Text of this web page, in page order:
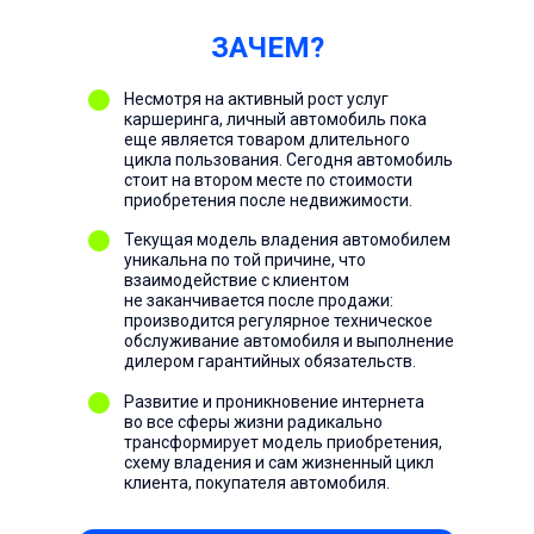
ЗАЧЕМ?
Несмотря на активный рост услуг
каршеринга, личный автомобиль пока
еще является товаром длительного
цикла пользования. Сегодня автомобиль
стоит на втором месте по стоимости
приобретения после недвижимости.
Текущая модель владения автомобилем
уникальна по той причине, что
взаимодействие с клиентом
не заканчивается после продажи:
производится регулярное техническое
обслуживание автомобиля и выполнение
дилером гарантийных обязательств.
Развитие и проникновение интернета
во все сферы жизни радикально
трансформирует модель приобретения,
схему владения и сам жизненный цикл
клиента, покупателя автомобиля.